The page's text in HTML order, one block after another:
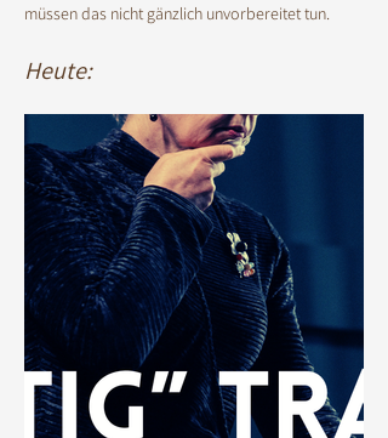
müssen das nicht gänzlich unvorbereitet tun.
Heute: